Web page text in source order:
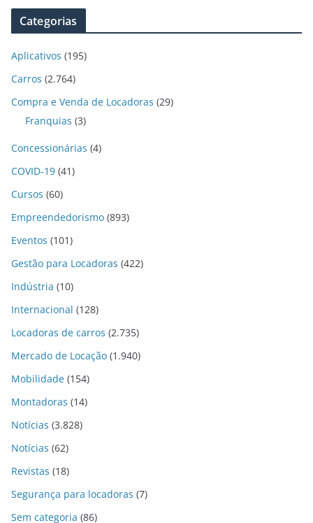
Categorias
Aplicativos (195)
Carros (2.764)
Compra e Venda de Locadoras (29)
Franquias (3)
Concessionárias (4)
COVID-19 (41)
Cursos (60)
Empreendedorismo (893)
Eventos (101)
Gestão para Locadoras (422)
Indústria (10)
Internacional (128)
Locadoras de carros (2.735)
Mercado de Locação (1.940)
Mobilidade (154)
Montadoras (14)
Notícias (3.828)
Notícias (62)
Revistas (18)
Segurança para locadoras (7)
Sem categoria (86)